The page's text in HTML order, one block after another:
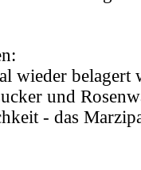
wieder belagert
und
- das